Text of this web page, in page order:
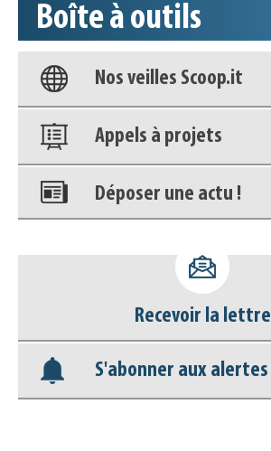
Boîte à outils
Base documentaire
Nos veilles Scoop.it
Appels à projets
Déposer une actu !
déconnecter)
Base documentaire
Nos veilles Scoop.it
Recevoir la lettre
S'abonner aux alertes